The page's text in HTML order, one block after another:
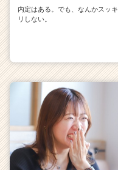
内定はある。でも、なんかスッキ
リしない。